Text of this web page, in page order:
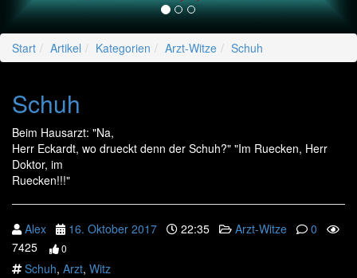
Start Artikel Kategorien Arzt-Witze Schuh
Schuh
Beim Hausarzt: "Na,
Herr Eckardt, wo drueckt denn der Schuh?" "Im Ruecken, Herr
Doktor, im
Ruecken!!!"
Alex 16. Oktober 2017 22:35 Arzt-Witze
0
7425
0
Schuh, Arzt, Witz